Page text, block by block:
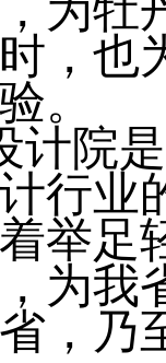
为牡
，也
。
计院
行业
举足
为我
，乃